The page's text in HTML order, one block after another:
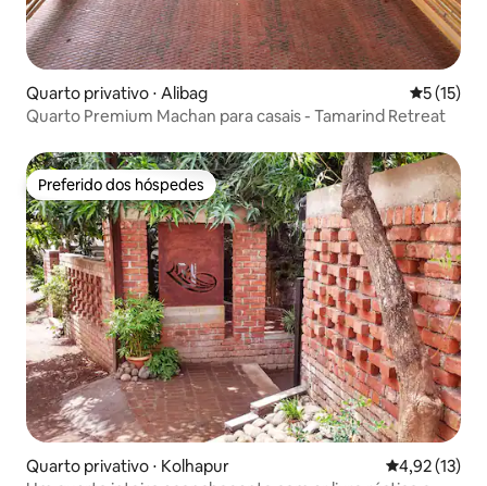
Quarto privativo ⋅ Alibag 5 de uma
5 (15)
Quarto Premium Machan para casais - Tamarind Retreat
Preferido dos hóspedes
Preferido dos hóspedes
Quarto privativo ⋅ Kolhapur 4,92 de uma
4,92 (13)